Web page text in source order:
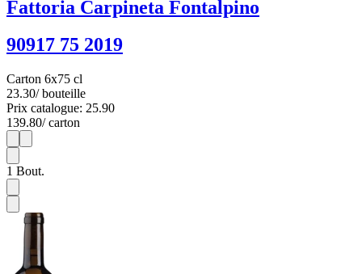
Fattoria Carpineta Fontalpino
90917 75 2019
Carton 6x75 cl
23.30/ bouteille
Prix catalogue: 25.90
139.80/ carton
1
1 Bout.